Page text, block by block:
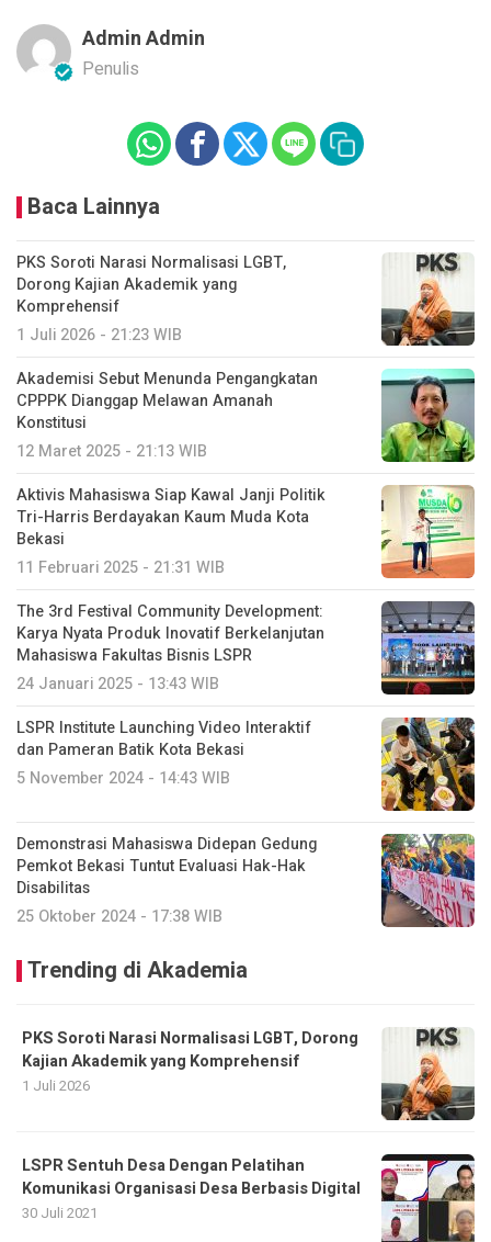
Admin Admin
Penulis
Baca Lainnya
PKS Soroti Narasi Normalisasi LGBT,
Dorong Kajian Akademik yang
Komprehensif
1 Juli 2026 - 21:23 WIB
Akademisi Sebut Menunda Pengangkatan
CPPPK Dianggap Melawan Amanah
Konstitusi
12 Maret 2025 - 21:13 WIB
Aktivis Mahasiswa Siap Kawal Janji Politik
Tri-Harris Berdayakan Kaum Muda Kota
Bekasi
11 Februari 2025 - 21:31 WIB
The 3rd Festival Community Development:
Karya Nyata Produk Inovatif Berkelanjutan
Mahasiswa Fakultas Bisnis LSPR
24 Januari 2025 - 13:43 WIB
LSPR Institute Launching Video Interaktif
dan Pameran Batik Kota Bekasi
5 November 2024 - 14:43 WIB
Demonstrasi Mahasiswa Didepan Gedung
Pemkot Bekasi Tuntut Evaluasi Hak-Hak
Disabilitas
25 Oktober 2024 - 17:38 WIB
Trending di Akademia
PKS Soroti Narasi Normalisasi LGBT, Dorong
Kajian Akademik yang Komprehensif
1 Juli 2026
LSPR Sentuh Desa Dengan Pelatihan
Komunikasi Organisasi Desa Berbasis Digital
30 Juli 2021